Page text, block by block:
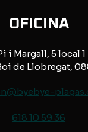
OFICINA
i Margall, 5 local 1
de Llobregat,
618 10 59 36